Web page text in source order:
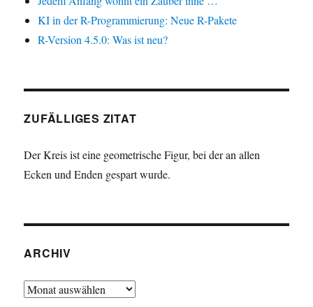
KI in der R-Programmierung: Neue R-Pakete
R-Version 4.5.0: Was ist neu?
ZUFÄLLIGES ZITAT
Der Kreis ist eine geometrische Figur, bei der an allen
Ecken und Enden gespart wurde.
ARCHIV
Archiv